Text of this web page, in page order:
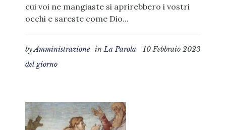
cui voi ne mangiaste si aprirebbero i vostri
occhi e sareste come Dio...
10 Febbraio 2023
byAmministrazione inLa Parola
del giorno